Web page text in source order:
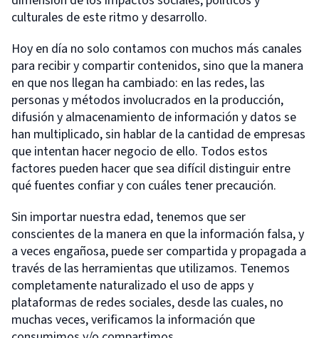
culturales de este ritmo y desarrollo.
Hoy en día no solo contamos con muchos más canales
para recibir y compartir contenidos, sino que la manera
en que nos llegan ha cambiado: en las redes, las
personas y métodos involucrados en la producción,
difusión y almacenamiento de información y datos se
han multiplicado, sin hablar de la cantidad de empresas
que intentan hacer negocio de ello. Todos estos
factores pueden hacer que sea difícil distinguir entre
qué fuentes confiar y con cuáles tener precaución.
Sin importar nuestra edad, tenemos que ser
conscientes de la manera en que la información falsa, y
a veces engañosa, puede ser compartida y propagada a
través de las herramientas que utilizamos. Tenemos
completamente naturalizado el uso de apps y
plataformas de redes sociales, desde las cuales, no
muchas veces, verificamos la información que